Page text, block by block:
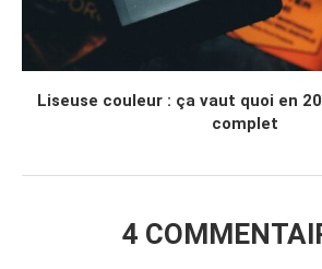
Liseuse couleur : ça vaut quoi en
complet
4